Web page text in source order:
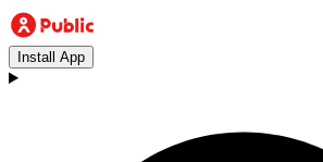
Install App